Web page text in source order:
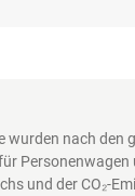
wurden nach
und der CO₂-